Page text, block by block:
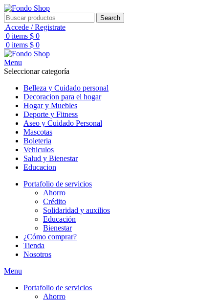
Search
Accede / Registrate
0 items $ 0
0 items $ 0
Menu
Seleccionar categoría
Belleza y Cuidado personal
Decoracion para el hogar
Hogar y Muebles
Deporte y Fitness
Aseo y Cuidado Personal
Mascotas
Boleteria
Vehiculos
Salud y Bienestar
Educacion
Portafolio de servicios
Ahorro
Crédito
Solidaridad y auxilios
Educación
Bienestar
¿Cómo comprar?
Tienda
Nosotros
Menu
Portafolio de servicios
Ahorro